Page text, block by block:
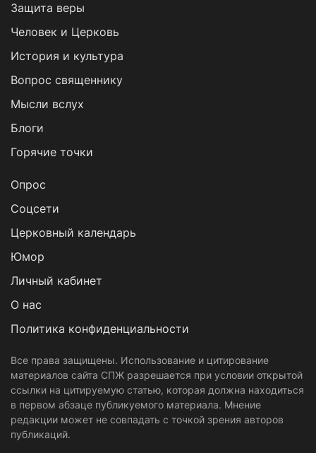
Защита веры
Человек и Церковь
История и культура
Вопрос священнику
Мысли вслух
Блоги
Горячие точки
Опрос
Cоцсети
Церковный календарь
Юмор
Личный кабинет
О нас
Политика конфиденциальности
Все права защищены. Использование и цитирование
материалов сайта СПЖ разрешается при условии открытой
ссылки на цитируемую статью, которая должна находиться
в первом абзаце публикуемого материала. Мнение
редакции может не совпадать с точкой зрения авторов
публикаций.